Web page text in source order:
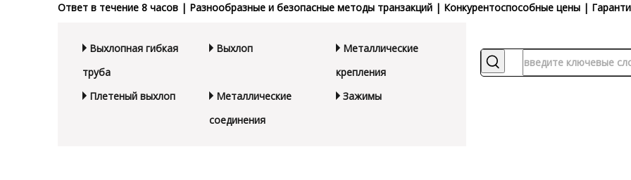
Ответ в течение 8 часов | Разнообразные и безопасные методы транзакций | Конкурентоспособные цены |
Выхлопная гибкая
труба
Выхлоп
Металлические
крепления
Плетеный выхлоп
Металлические
соединения
Зажимы